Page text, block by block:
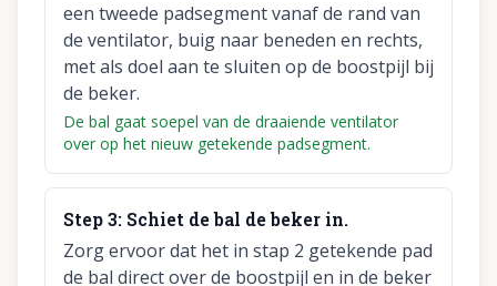
een tweede padsegment vanaf de rand van
de ventilator, buig naar beneden en rechts,
met als doel aan te sluiten op de boostpijl bij
de beker.
De bal gaat soepel van de draaiende ventilator
over op het nieuw getekende padsegment.
Step3: Schiet de bal de beker in.
Zorg ervoor dat het in stap 2 getekende pad
de bal direct over de boostpijl en in de beker